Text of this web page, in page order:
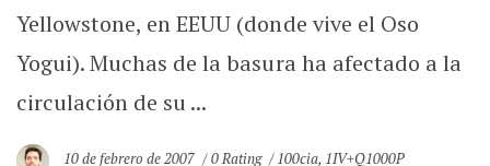
Yellowstone, en EEUU (donde vive el Oso
Yogui). Muchas de la basura ha afectado a la
circulación de su ...
10 de febrero de 2007 0 Rating 100cia, 1IV+Q1000P